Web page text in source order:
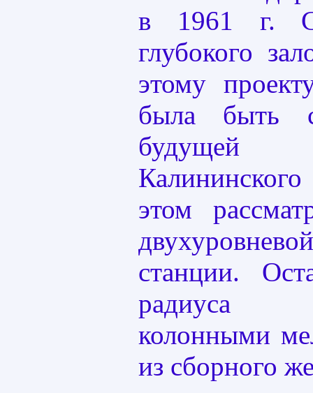
в 1961 г.
глубокого
этому
была быть
этом
станции.
радиуса
колонными
из сборного